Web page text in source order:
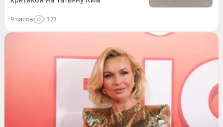
9 часов 171